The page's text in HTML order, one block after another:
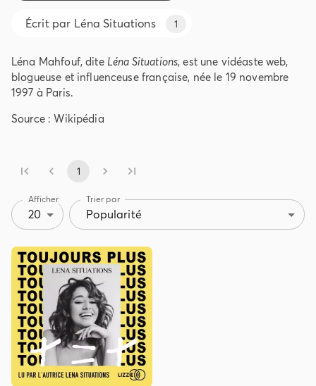
Écrit par Léna Situations 1
Léna Mahfouf, dite Léna Situations, est une vidéaste web,
blogueuse et influenceuse française, née le 19 novembre
1997 à Paris.
Source : Wikipédia
1
Afficher
20
Trier par
Popularité